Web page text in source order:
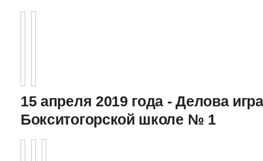
15 апреля 2019 года - Делова
Бокситогорской школе № 1